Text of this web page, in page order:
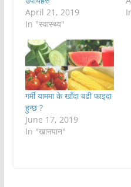
April 21, 2019
In "स्वास्थ्य"
गर्मी याममा के खाँदा बढी फाइदा
हुन्छ ?
June 17, 2019
In "खानपान"